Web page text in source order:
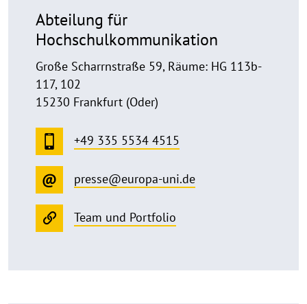
Abteilung für
Hochschulkommunikation
Große Scharrnstraße 59, Räume: HG 113b-
117, 102
15230 Frankfurt (Oder)
+49 335 5534 4515
presse@europa-uni.de
Team und Portfolio